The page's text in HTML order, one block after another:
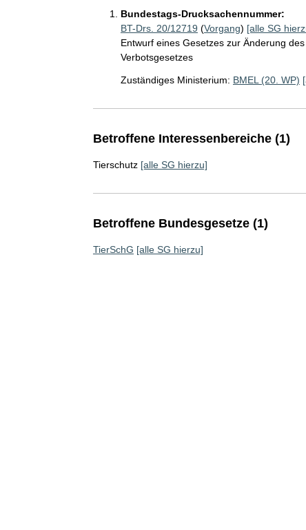
Bundestags-Drucksachennummer:
BT-Drs. 20/12719 (Vorgang) [alle SG
Entwurf eines Gesetzes zur Änderung
Verbotsgesetzes
Zuständiges Ministerium: BMEL (20. WP)
Betroffene Interessenbereiche (1)
Tierschutz [alle SG hierzu]
Betroffene Bundesgesetze (1)
TierSchG [alle SG hierzu]